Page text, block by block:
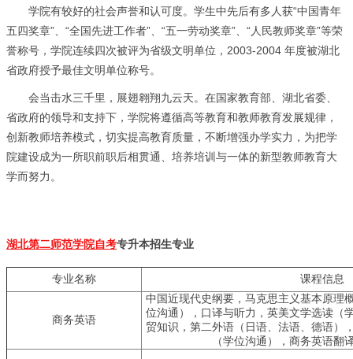
学院有较好的社会声誉和认可度。学生中先后有多人获“中国青年
五四奖章”、“全国先进工作者”、“五一劳动奖章”、“人民教师奖章”等荣
誉称号，学院连续四次被评为省级文明单位，2003-2004 年度被湖北
省政府授予最佳文明单位称号。
会当击水三千里，展翅翱翔九云天。在国家教育部、湖北省委、
省政府的领导和支持下，学院将遵循高等教育和教师教育发展规律，
创新教师培养模式，切实提高教育质量，不断增强办学实力，为把学
院建设成为一所职前职后相贯通、培养培训与一体的新型教师教育大
学而努力。
湖北第二师范学院自考专升本招生专业
专业名称 课程信息
商务英语
中国近现代史纲要，马克思主义基本原理
位沟通），口译与听力，英美文学选读（
贸知识，第二外语（日语、法语、德语）
（学位沟通），商务英语翻